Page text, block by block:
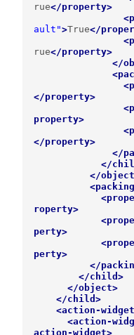
rue</property>
ault">True</
rue</property>
</
</property>
property>
</property>
</
</
</
roperty>
perty>
perty>
</
</child>
</object>
</child>
<action-
<action-
action-widget>